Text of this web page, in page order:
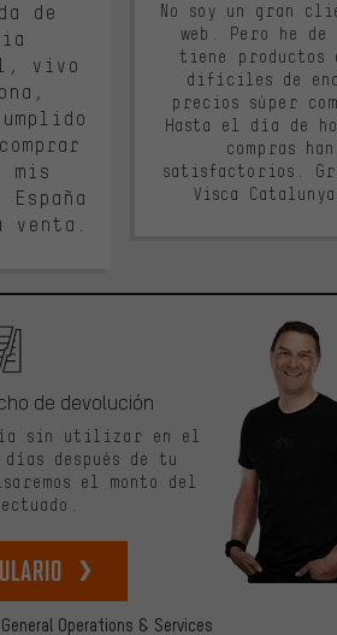
de
vivo
mis
venta.
No soy un gran
web. Pero he
tiene productos
difíciles de
precios súper
Hasta el día de
compras
satisfactorios.
Visca
General Operations & Services
de devolución
sin utilizar en el
después de tu
el monto del